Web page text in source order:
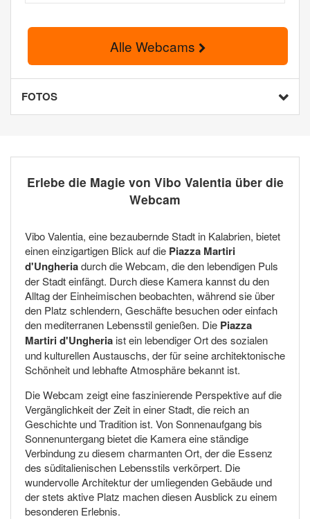
Alle Webcams
FOTOS
Erlebe die Magie von Vibo Valentia über die
Webcam
Vibo Valentia, eine bezaubernde Stadt in Kalabrien, bietet
einen einzigartigen Blick auf die Piazza Martiri
d'Ungheriadurch die Webcam, die den lebendigen Puls
der Stadt einfängt. Durch diese Kamera kannst du den
Alltag der Einheimischen beobachten, während sie über
den Platz schlendern, Geschäfte besuchen oder einfach
den mediterranen Lebensstil genießen. Die Piazza
Martiri d'Ungheria ist ein lebendiger Ort des sozialen
und kulturellen Austauschs, der für seine architektonische
Schönheit und lebhafte Atmosphäre bekannt ist.
Die Webcam zeigt eine faszinierende Perspektive auf die
Vergänglichkeit der Zeit in einer Stadt, die reich an
Geschichte und Tradition ist. Von Sonnenaufgang bis
Sonnenuntergang bietet die Kamera eine ständige
Verbindung zu diesem charmanten Ort, der die Essenz
des süditalienischen Lebensstils verkörpert. Die
wundervolle Architektur der umliegenden Gebäude und
der stets aktive Platz machen diesen Ausblick zu einem
besonderen Erlebnis.